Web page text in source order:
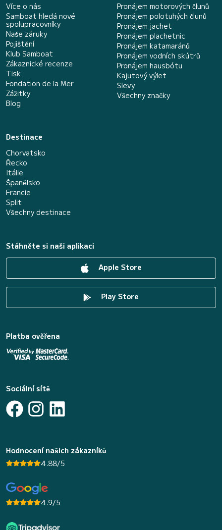
Více o nás
Samboat hledá nové
spolupracovníky
Naše záruky
Pojištění
Klub Samboat
Zákaznické recenze
Tisk
Fondation de la Mer
Zážitky
Blog
Pronájem motorových člunů
Pronájem polotuhých člunů
Pronájem jachet
Pronájem plachetnic
Pronájem katamaránů
Pronájem vodních skútrů
Pronájem hausbótu
Kajutový výlet
Slevy
Všechny značky
Destinace
Chorvatsko
Řecko
Itálie
Španělsko
Francie
Split
Všechny destinace
Stáhněte si naši aplikaci
Apple Store
Play Store
Platba ověřena
Sociální sítě
Hodnocení našich zákazníků
4.88/5
4.9/5